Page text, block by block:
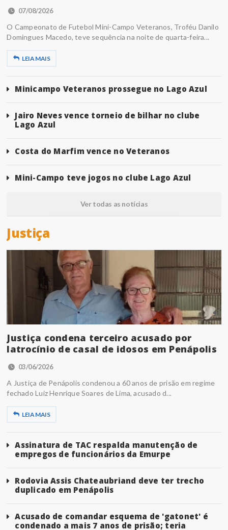
07/08/2026
O Campeonato de Futebol Mini-Campo Veteranos, Troféu Danilo
Domingues Macedo, teve sequência na noite de quarta-feira...
LEIA MAIS
Minicampo Veteranos prossegue no Lago Azul
Jairo Neves vence torneio de bilhar no clube
Lago Azul
Costa do Marfim vence no Veteranos
Mini-Campo teve jogos no clube Lago Azul
Ver todas as notícias
Justiça
Justiça condena terceiro acusado por
latrocínio de casal de idosos em Penápolis
03/06/2026
A Justiça de Penápolis condenou a 60 anos de prisão em regime
fechado Luiz Henrique Soares de Lima, acusado d...
LEIA MAIS
Assinatura de TAC respalda manutenção de
empregos de funcionários da Emurpe
Rodovia Assis Chateaubriand deve ter trecho
duplicado em Penápolis
Acusado de comandar esquema de 'gatonet' é
condenado a mais 7 anos de prisão; teria